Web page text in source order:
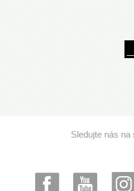
Sledujte nás